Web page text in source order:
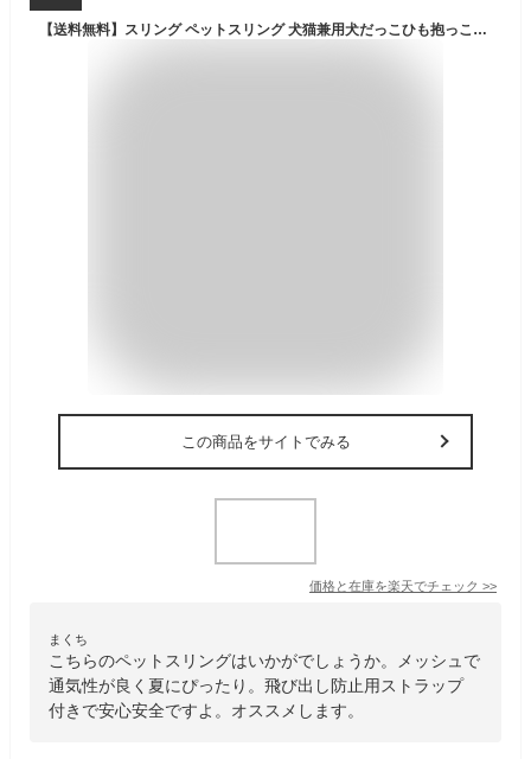
【送料無料】スリング ペットスリング 犬猫兼用犬だっこひも抱っこ紐 小型犬用 キャリーバッグ メッシュで 飛び出し防止用ストラップ 付き 色：グレー無調整、サイズ：調節機能なし
この商品をサイトでみる
価格と在庫を楽天でチェック >>
まくち
こちらのペットスリングはいかがでしょうか。メッシュで
通気性が良く夏にぴったり。飛び出し防止用ストラップ
付きで安心安全ですよ。オススメします。